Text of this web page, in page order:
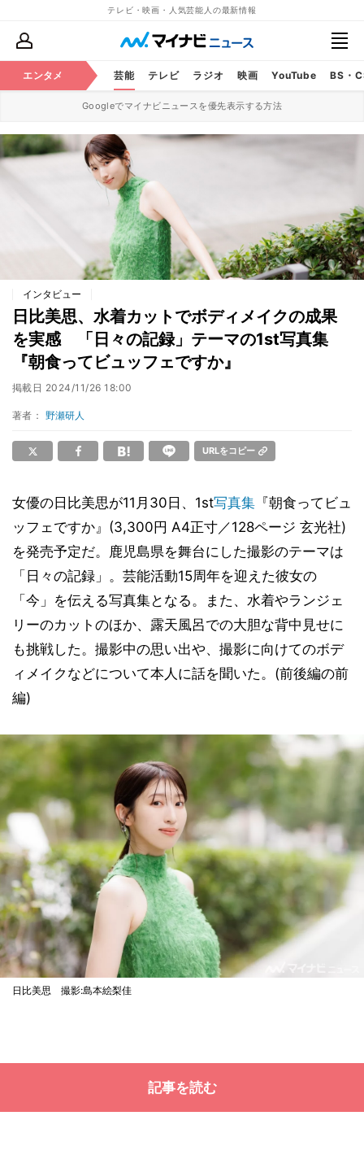
テレビ・映画・人気芸能人の最新情報
エンタメ 芸能 テレビ ラジオ 映画 YouTube BS・
Googleでマイナビニュースを優先表示する方法
インタビュー
日比美思、水着カットでボディメイクの成果
を実感 「日々の記録」テーマの1st写真集
『朝食ってビュッフェですか』
掲載日 2024/11/26 18:00
著者： 野瀬研人
URLをコピー
女優の日比美思が11月30日、1st写真集 『朝食ってビュ
ッフェですか』(3,300円 A4正寸／128ページ 玄光社)
を発売予定だ。鹿児島県を舞台にした撮影のテーマは
「日々の記録」。芸能活動15周年を迎えた彼女の
「今」を伝える写真集となる。また、水着やランジェ
リーのカットのほか、露天風呂での大胆な背中見せに
も挑戦した。撮影中の思い出や、撮影に向けてのボデ
ィメイクなどについて本人に話を聞いた。(前後編の前
編)
日比美思 撮影:島本絵梨佳
記事を読む